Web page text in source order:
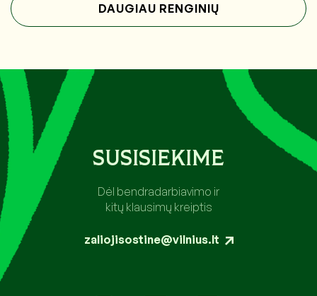
DAUGIAU RENGINIŲ
SUSISIEKIME
Dėl bendradarbiavimo ir
kitų klausimų kreiptis
zaliojisostine@vilnius.lt